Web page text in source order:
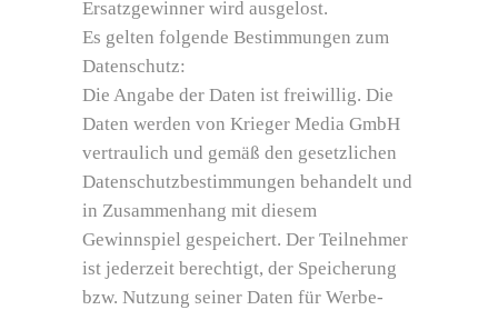
Ersatzgewinner wird ausgelost.
Es gelten folgende Bestimmungen zum
Datenschutz:
Die Angabe der Daten ist freiwillig. Die
Daten werden von Krieger Media GmbH
vertraulich und gemäß den gesetzlichen
Datenschutzbestimmungen behandelt und
in Zusammenhang mit diesem
Gewinnspiel gespeichert. Der Teilnehmer
ist jederzeit berechtigt, der Speicherung
bzw. Nutzung seiner Daten für Werbe-